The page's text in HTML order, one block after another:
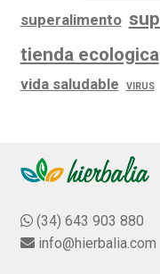
superalimento
tienda ecologica
vida saludable VIRUS
(34) 643 903 880
info@hierbalia.com